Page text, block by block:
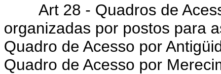
Art 28 - Quadros de
organizadas por postos para
Quadro de Acesso por
Quadro de Acesso por